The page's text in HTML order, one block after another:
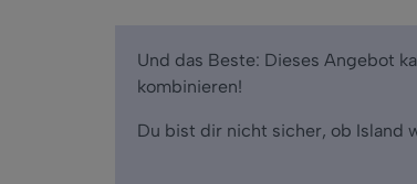
Und das Beste: Dieses Angebot
kombinieren!
Du bist dir nicht sicher, ob Island